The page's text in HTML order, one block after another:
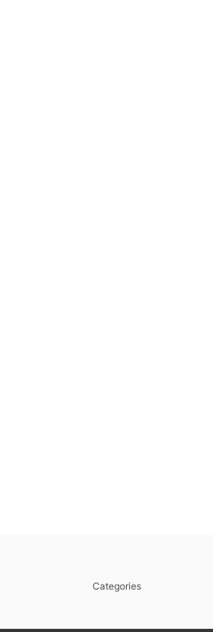
Categories